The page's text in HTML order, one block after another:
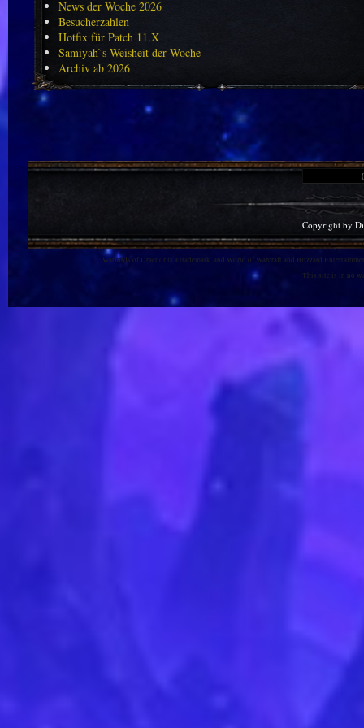
News der Woche 2026
Besucherzahlen
Hotfix für Patch 11.X
Samiyah`s Weisheit der Woche
Archiv ab 2026
Copyright by
Warlords of Draenor is a trademark, and World of Warcraft and Blizzard
This site is in no